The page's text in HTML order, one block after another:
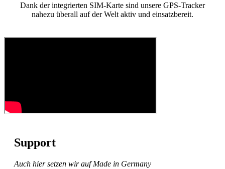
Dank der integrierten SIM-Karte sind unsere GPS-Tracker
nahezu überall auf der Welt aktiv und einsatzbereit.
Support
Auch hier setzen wir auf Made in Germany